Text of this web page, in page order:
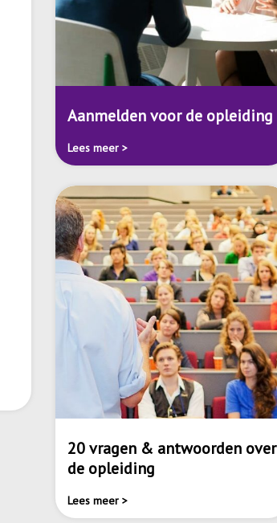
Aanmelden voor de opleiding
Lees meer >
20 vragen & antwoorden over
de opleiding
Lees meer >